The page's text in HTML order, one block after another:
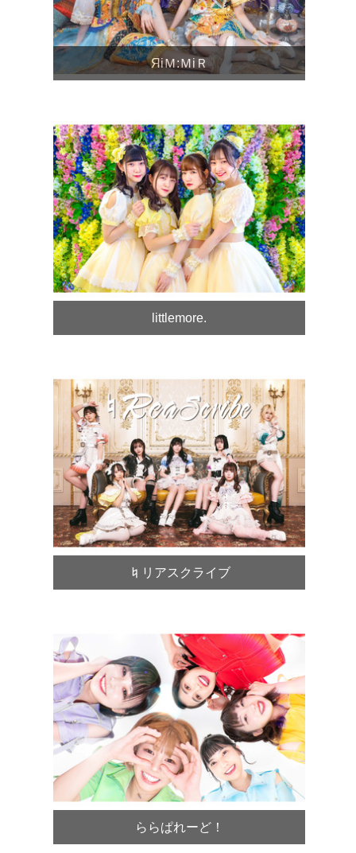
ЯiＭ:ＭiＲ
littlemore.
♮リアスクライブ
ららぱれーど！